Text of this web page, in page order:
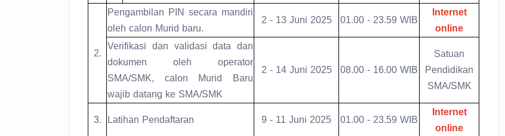
2.
Pengambilan PIN secara mandiri
oleh calon Murid baru.
2 - 13 Juni 2025 01.00 - 23.59 WIB
Internet
online
Verifikasi dan validasi data dan
dokumen oleh operator
SMA/SMK, calon Murid Baru
wajib datang ke SMA/SMK
2 - 14 Juni 2025 08.00 - 16.00 WIB
Satuan
Pendidikan
SMA/SMK
3. Latihan Pendaftaran 9 - 11 Juni 2025 01.00 - 23.59 WIB
Internet
online